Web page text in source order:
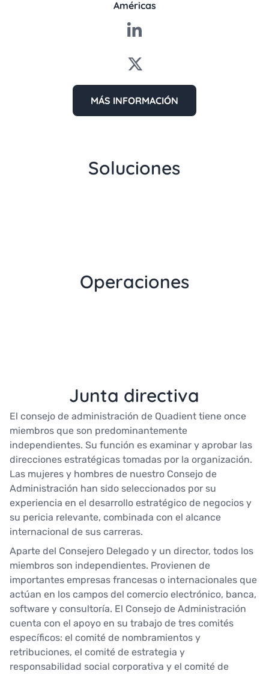
Américas
MÁS INFORMACIÓN
Soluciones
Operaciones
Junta directiva
El consejo de administración de Quadient tiene once
miembros que son predominantemente
independientes. Su función es examinar y aprobar las
direcciones estratégicas tomadas por la organización.
Las mujeres y hombres de nuestro Consejo de
Administración han sido seleccionados por su
experiencia en el desarrollo estratégico de negocios y
su pericia relevante, combinada con el alcance
internacional de sus carreras.
Aparte del Consejero Delegado y un director, todos los
miembros son independientes. Provienen de
importantes empresas francesas o internacionales que
actúan en los campos del comercio electrónico, banca,
software y consultoría. El Consejo de Administración
cuenta con el apoyo en su trabajo de tres comités
específicos: el comité de nombramientos y
retribuciones, el comité de estrategia y
responsabilidad social corporativa y el comité de